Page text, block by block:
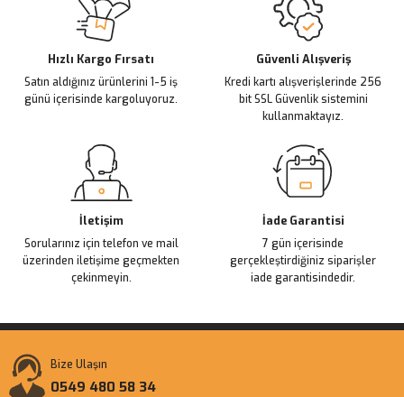
Ürün açıklamasında eksik bilgiler bulunuyor.
Ürün bilgilerinde hatalar bulunuyor.
Ürün fiyatı diğer sitelerden daha pahalı.
Bu ürüne benzer farklı alternatifler olmalı.
Hızlı Kargo Fırsatı
Satın aldığınız ürünlerini 1-5 iş
günü içerisinde kargoluyoruz.
Güvenli Alışveriş
Kredi kartı alışverişlerinde 256
bit SSL Güvenlik sistemini
kullanmaktayız.
İletişim
Sorularınız için telefon ve mail
üzerinden iletişime geçmekten
çekinmeyin.
İade Garantisi
7 gün içerisinde
gerçekleştirdiğiniz siparişler
iade garantisindedir.
Bize Ulaşın
0549 480 58 34